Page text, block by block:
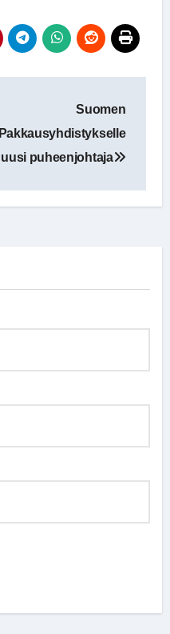
Suomen
Pakkausyhdistykselle
uusi puheenjohtaja